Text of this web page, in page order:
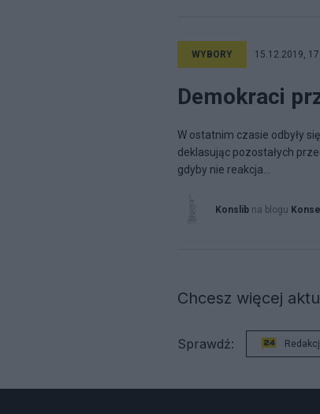
WYBORY 15.12.2019,
Demokraci
W ostatnim czasie odbyły
deklasując pozostałych
gdyby nie reakcja...
Konslib na blogu
Chcesz więcej
Sprawdź: